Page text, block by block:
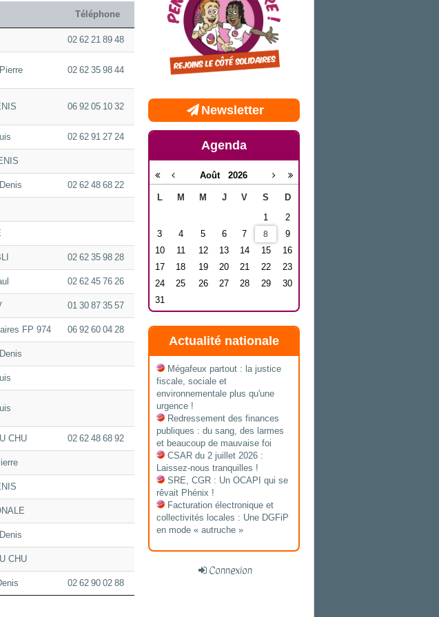
Téléphone
02 62 21 89 48
02 62 35 98 44
06 92 05 10 32
02 62 91 27 24
02 62 48 68 22
02 62 35 98 28
02 62 45 76 26
01 30 87 35 57
FP 974 06 92 60 04 28
CHU 02 62 48 68 92
CHU
02 62 90 02 88
Newsletter
Agenda
Août 2026
L M M J V S
D
1
2
3
4 5 6 7 8
9
10
11 12 13 14 15
16
17
18 19 20 21 22
23
24
25 26 27 28 29
30
31
Actualité nationale
Mégafeux partout : la justice
fiscale, sociale et
environnementale plus qu'une
urgence !
Redressement des finances
publiques : du sang, des larmes
et beaucoup de mauvaise foi
CSAR du 2 juillet 2026 :
Laissez-nous tranquilles !
SRE, CGR : Un OCAPI qui se
rêvait Phénix !
Facturation électronique et
collectivités locales : Une DGFiP
en mode « autruche »
Connexion